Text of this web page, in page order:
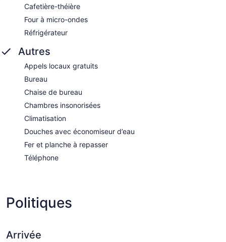
Cafetière-théière
Four à micro-ondes
Réfrigérateur
Autres
Appels locaux gratuits
Bureau
Chaise de bureau
Chambres insonorisées
Climatisation
Douches avec économiseur d’eau
Fer et planche à repasser
Téléphone
Politiques
Arrivée